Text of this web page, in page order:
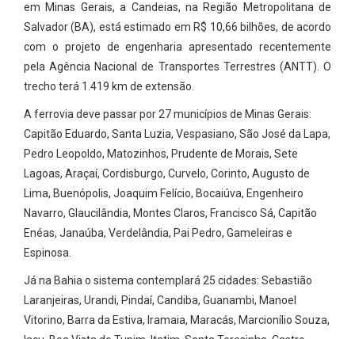
em Minas Gerais, a Candeias, na Região Metropolitana de
Salvador (BA), está estimado em R$ 10,66 bilhões, de acordo
com o projeto de engenharia apresentado recentemente
pela Agência Nacional de Transportes Terrestres (ANTT). O
trecho terá 1.419 km de extensão.
A ferrovia deve passar por 27 municípios de Minas Gerais:
Capitão Eduardo, Santa Luzia, Vespasiano, São José da Lapa,
Pedro Leopoldo, Matozinhos, Prudente de Morais, Sete
Lagoas, Araçaí, Cordisburgo, Curvelo, Corinto, Augusto de
Lima, Buenópolis, Joaquim Felício, Bocaiúva, Engenheiro
Navarro, Glaucilândia, Montes Claros, Francisco Sá, Capitão
Enéas, Janaúba, Verdelândia, Pai Pedro, Gameleiras e
Espinosa.
Já na Bahia o sistema contemplará 25 cidades: Sebastião
Laranjeiras, Urandi, Pindaí, Candiba, Guanambi, Manoel
Vitorino, Barra da Estiva, Iramaia, Maracás, Marcionílio Souza,